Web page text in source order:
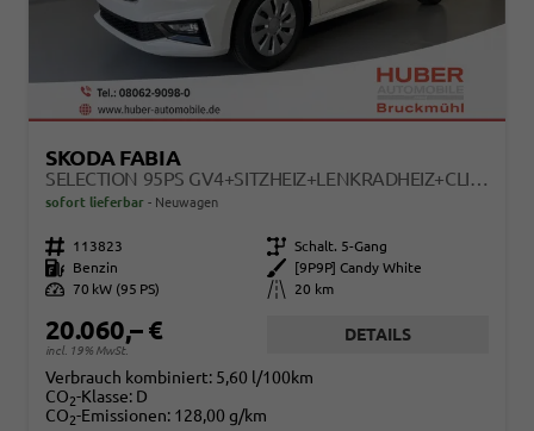
SKODA FABIA
SELECTION 95PS GV4+SITZHEIZ+LENKRADHEIZ+CLIMATRONIC+SUNSET+APPCONNECT+PDC
sofort lieferbar Neuwagen
Fahrzeugnr. 113823 Getriebe Schalt. 5-Gang
Kraftstoff
Benzin Außenfarbe
[9P9P] Candy White
Leistung 70 kW (95 PS) Kilometerstand 20 km
20.060,– €
incl. 19% MwSt.
DETAILS
Verbrauch kombiniert: 5,60 l/100km
CO2-Klasse: D
CO2-Emissionen: 128,00 g/km